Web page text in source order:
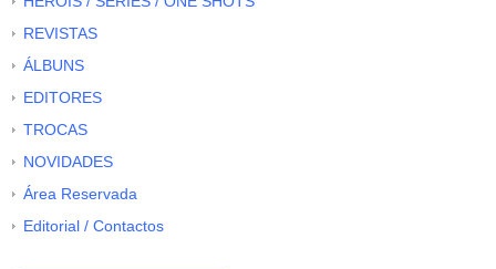
REVISTAS
ÁLBUNS
EDITORES
TROCAS
NOVIDADES
Área Reservada
Editorial / Contactos